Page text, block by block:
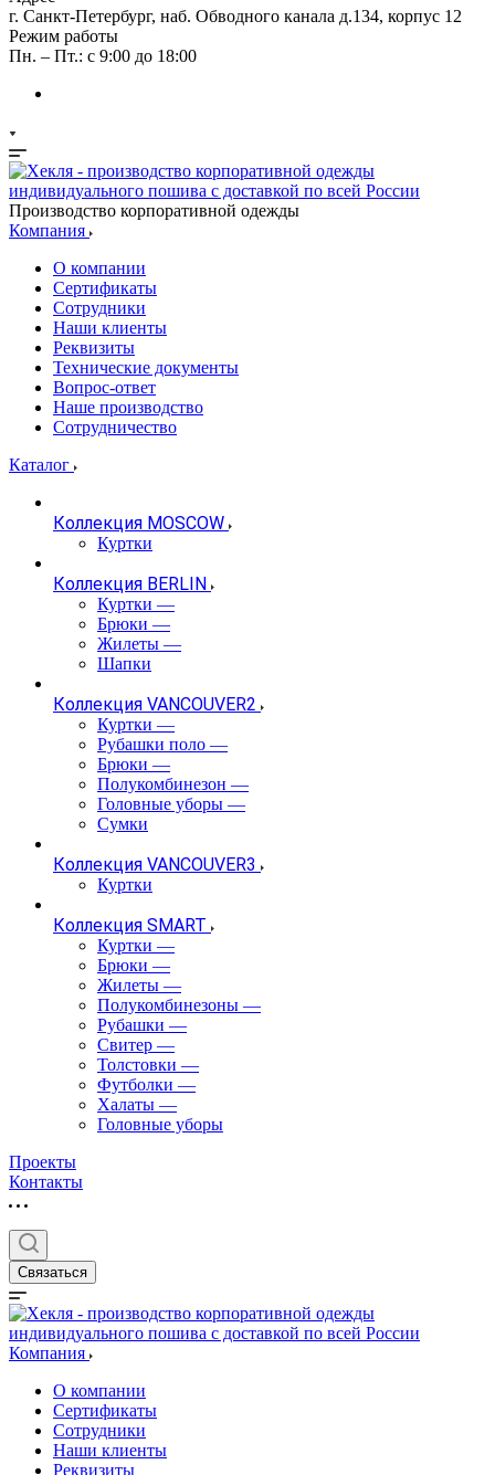
г. Санкт-Петербург, наб. Обводного канала д.134, корпус 12
Режим работы
Пн. – Пт.: с 9:00 до 18:00
Производство корпоративной одежды
Компания
О компании
Сертификаты
Сотрудники
Наши клиенты
Реквизиты
Технические документы
Вопрос-ответ
Наше производство
Сотрудничество
Каталог
Коллекция MOSCOW
Куртки
Коллекция BERLIN
Куртки —
Брюки —
Жилеты —
Шапки
Коллекция VANCOUVER2
Куртки —
Рубашки поло —
Брюки —
Полукомбинезон —
Головные уборы —
Сумки
Коллекция VANCOUVER3
Куртки
Коллекция SMART
Куртки —
Брюки —
Жилеты —
Полукомбинезоны —
Рубашки —
Свитер —
Толстовки —
Футболки —
Халаты —
Головные уборы
Проекты
Контакты
Связаться
Компания
О компании
Сертификаты
Сотрудники
Наши клиенты
Реквизиты